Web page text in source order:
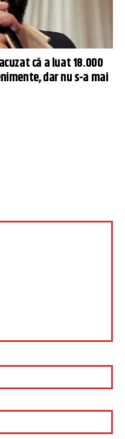
că a luat 18.000
dar nu s-a mai